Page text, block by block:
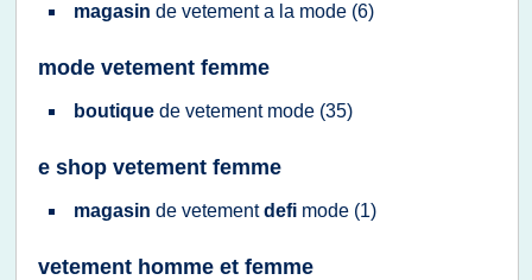
magasin de vetementa la mode (6)
mode vetement femme
boutique de vetement mode (35)
e shop vetement femme
magasin de vetementdefi mode (1)
vetement homme et femme